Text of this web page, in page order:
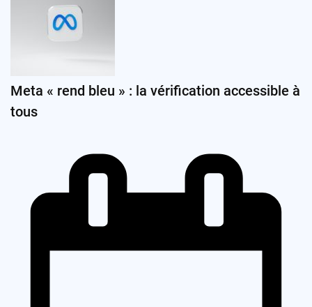
Meta « rend bleu » : la vérification accessible à
tous